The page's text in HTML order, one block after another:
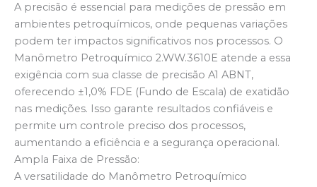
A precisão é essencial para medições de pressão em
ambientes petroquímicos, onde pequenas variações
podem ter impactos significativos nos processos. O
Manômetro Petroquímico 2.WW.3610E atende a essa
exigência com sua classe de precisão A1 ABNT,
oferecendo ±1,0% FDE (Fundo de Escala) de exatidão
nas medições. Isso garante resultados confiáveis e
permite um controle preciso dos processos,
aumentando a eficiência e a segurança operacional.
Ampla Faixa de Pressão:
A versatilidade do Manômetro Petroquímico